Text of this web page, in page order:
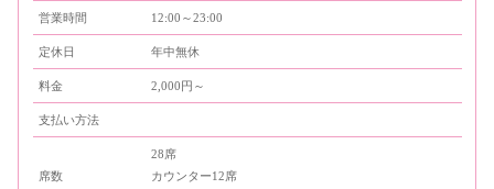
営業時間 12:00～23:00
定休日 年中無休
料金 2,000円～
支払い方法
席数
28席
カウンター12席